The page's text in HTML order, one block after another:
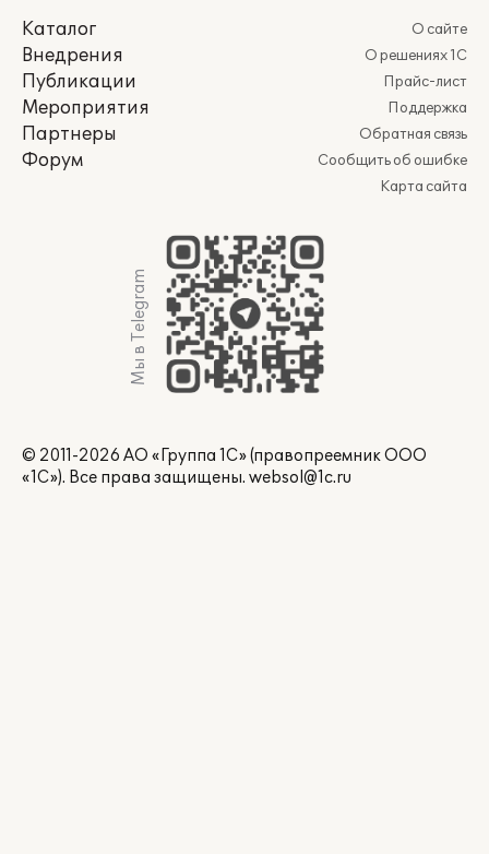
Каталог
Внедрения
Публикации
Мероприятия
Партнеры
Форум
О сайте
О решениях 1С
Прайс-лист
Поддержка
Обратная связь
Сообщить об ошибке
Карта сайта
Мы в Telegram
© 2011-2026 АО «Группа 1С» (правопреемник ООО
«1С»). Все права защищены. websol@1c.ru